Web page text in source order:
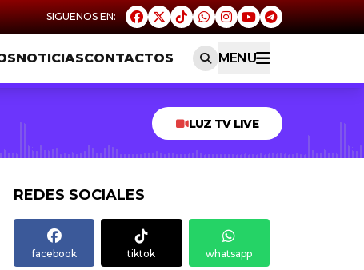
NOTICIASCONTACTOS MENU
LUZ TV LIVE
REDES SOCIALES
facebook tiktok whatsapp